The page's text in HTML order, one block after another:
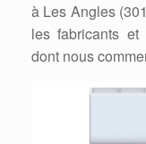
à Les Angles
les fabricants et
dont nous